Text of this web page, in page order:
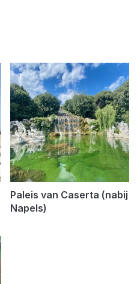
Paleis van Caserta (nabij
Napels)